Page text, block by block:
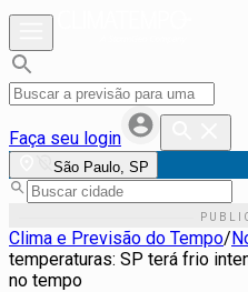
Faça seu login
São Paulo, SP
Clima e Previsão do Tempo/
temperaturas: SP terá frio
no tempo